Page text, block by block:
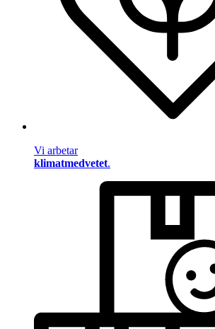
Vi arbetar
klimatmedvetet.